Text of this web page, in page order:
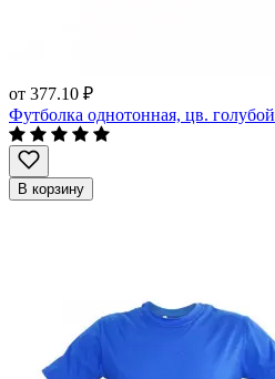
от 377.10 ₽
Футболка однотонная, цв. голубой
В корзину